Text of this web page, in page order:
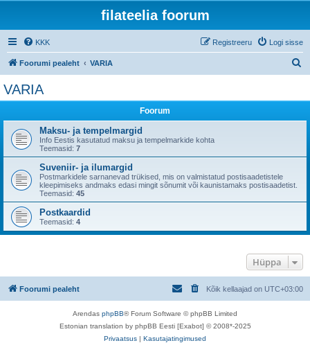
filateelia foorum
KKK Logi sisse
Registreeru
Foorumi pealeht VARIA
VARIA
Foorum
Maksu- ja tempelmargid
Info Eestis kasutatud maksu ja tempelmarkide kohta
Teemasid: 7
Suveniir- ja ilumargid
Postmarkidele sarnanevad trükised, mis on valmistatud postisaadetistele
kleepimiseks andmaks edasi mingit sõnumit või kaunistamaks postisaadetist.
Teemasid: 45
Postkaardid
Teemasid: 4
Hüppa
Foorumi pealeht Kõik kellaajad on UTC+03:00
Arendas phpBB® Forum Software © phpBB Limited
Estonian translation by phpBB Eesti [Exabot] © 2008*-2025
Privaatsus | Kasutajatingimused